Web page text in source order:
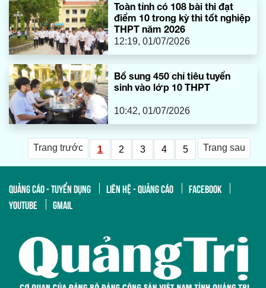
Toàn tỉnh có 108 bài thi đạt
điểm 10 trong kỳ thi tốt nghiệp
THPT năm 2026
12:19, 01/07/2026
Bổ sung 450 chỉ tiêu tuyển
sinh vào lớp 10 THPT
10:42, 01/07/2026
Trang trước 1 2 3 4 5 Trang sau
QUẢNG CÁO - TUYỂN DỤNG LIÊN HỆ - QUẢNG CÁO
FACEBOOK
YOUTUBE
GMAIL